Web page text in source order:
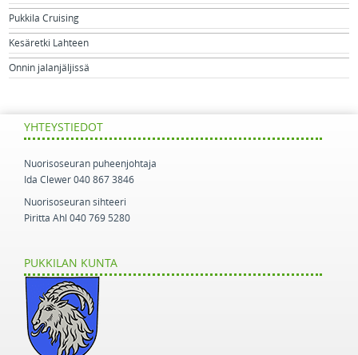
Pukkila Cruising
Kesäretki Lahteen
Onnin jalanjäljissä
YHTEYSTIEDOT
Nuorisoseuran puheenjohtaja
Ida Clewer 040 867 3846
Nuorisoseuran sihteeri
Piritta Ahl 040 769 5280
PUKKILAN KUNTA